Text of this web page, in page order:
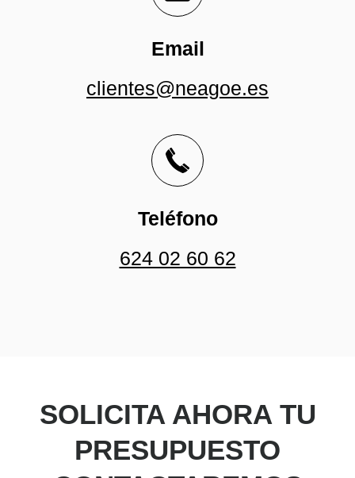
Email
clientes@neagoe.es
Teléfono
624 02 60 62
SOLICITA AHORA TU
PRESUPUESTO